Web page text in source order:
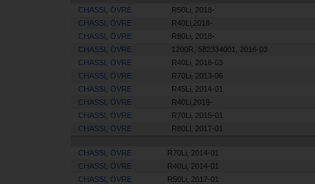
CHASSI, ÖVRE R50Li, 2018-
CHASSI, ÖVRE
R40Li,2018-
CHASSI, ÖVRE
R80Li, 2018-
CHASSI, ÖVRE
1200R, 582334001, 2016-03
CHASSI, ÖVRE
R40Li, 2016-03
CHASSI, ÖVRE
R70Li, 2013-06
CHASSI, ÖVRE
R45Li, 2014-01
CHASSI, ÖVRE
R40Li,2019-
CHASSI, ÖVRE
R70Li, 2015-01
CHASSI, ÖVRE
R80Li, 2017-01
CHASSI, ÖVRE R70Li, 2014-01
CHASSI, ÖVRE
R40Li, 2014-01
CHASSI, ÖVRE
R50Li, 2017-01